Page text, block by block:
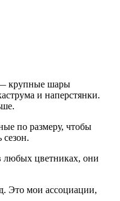
— крупные шары
и наперстянки.
по размеру, чтобы
любых цветниках, они
Это мои ассоциации,